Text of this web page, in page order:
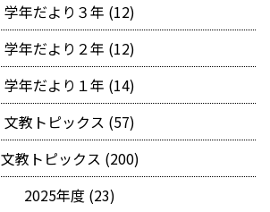
学年だより３年 (12)
学年だより２年 (12)
学年だより１年 (14)
文教トピックス (57)
文教トピックス (200)
2025年度 (23)